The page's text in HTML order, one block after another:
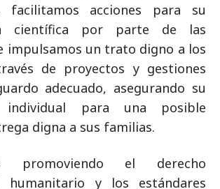
facilitamos acciones para su
científica por parte de las
impulsamos un trato digno a los
de proyectos y gestiones
adecuado, asegurando su
individual para una posible
digna a sus familias.
promoviendo el derecho
humanitario y los estándares